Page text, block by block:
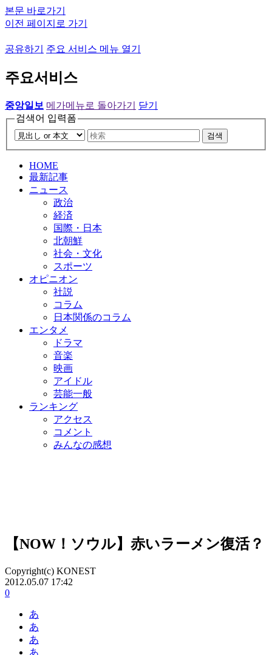
본문 바로가기
이전 페이지로 가기
공유하기 주요 서비스 메뉴 열기
주요서비스
중앙일보 메가메뉴로 돌아가기
닫기
검색어 입력폼
검색
HOME
最新記事
ニュース
政治
経済
国際・日本
北朝鮮
社会・文化
スポーツ
オピニオン
社説
コラム
日本関係のコラム
エンタメ
ドラマ
音楽
映画
アイドル
芸能一般
ランキング
アクセス
コメント
みんなの感想
【NOW！ソウル】赤いラーメン復活？
Copyright(c) KONEST
2012.05.07 17:42
0
あ
あ
あ
あ